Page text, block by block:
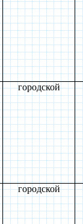
городской
городской